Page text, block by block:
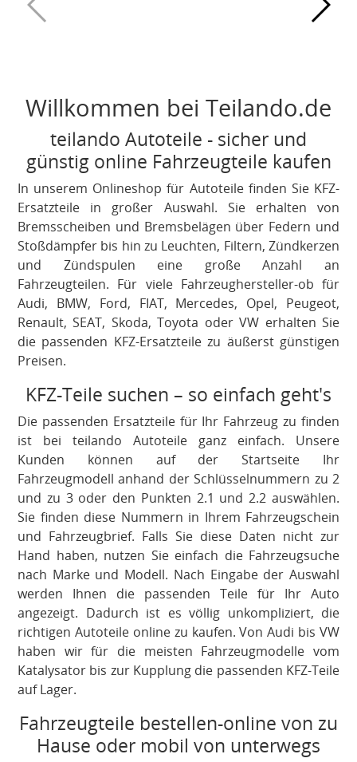
Willkommen bei Teilando.de
teilando Autoteile - sicher und
günstig online Fahrzeugteile kaufen
In unserem Onlineshop für Autoteile finden Sie KFZ-
Ersatzteile in großer Auswahl. Sie erhalten von
Bremsscheiben und Bremsbelägen über Federn und
Stoßdämpfer bis hin zu Leuchten, Filtern, Zündkerzen
und Zündspulen eine große Anzahl an
Fahrzeugteilen. Für viele Fahrzeughersteller-ob für
Audi, BMW, Ford, FIAT, Mercedes, Opel, Peugeot,
Renault, SEAT, Skoda, Toyota oder VW erhalten Sie
die passenden KFZ-Ersatzteile zu äußerst günstigen
Preisen.
KFZ-Teile suchen – so einfach geht's
Die passenden Ersatzteile für Ihr Fahrzeug zu finden
ist bei teilando Autoteile ganz einfach. Unsere
Kunden können auf der Startseite Ihr
Fahrzeugmodell anhand der Schlüsselnummern zu 2
und zu 3 oder den Punkten 2.1 und 2.2 auswählen.
Sie finden diese Nummern in Ihrem Fahrzeugschein
und Fahrzeugbrief. Falls Sie diese Daten nicht zur
Hand haben, nutzen Sie einfach die Fahrzeugsuche
nach Marke und Modell. Nach Eingabe der Auswahl
werden Ihnen die passenden Teile für Ihr Auto
angezeigt. Dadurch ist es völlig unkompliziert, die
richtigen Autoteile online zu kaufen. Von Audi bis VW
haben wir für die meisten Fahrzeugmodelle vom
Katalysator bis zur Kupplung die passenden KFZ-Teile
auf Lager.
Fahrzeugteile bestellen-online von zu
Hause oder mobil von unterwegs